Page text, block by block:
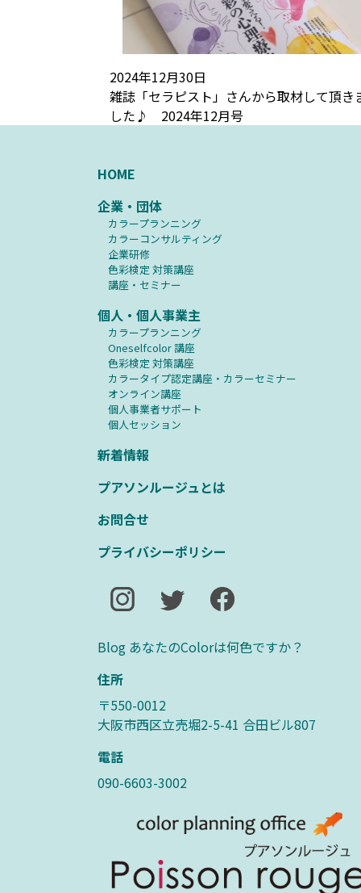
2024年12月30日
雑誌「セラピスト」さんから取材して頂き
した♪ 2024年12月号
HOME
企業・団体
カラープランニング
カラーコンサルティング
企業研修
⾊彩検定 対策講座
講座・セミナー
個人・個人事業主
カラープランニング
Oneselfcolor 講座
⾊彩検定 対策講座
カラータイプ認定講座・カラーセミナー
オンライン講座
個人事業者サポート
個人セッション
新着情報
プアソンルージュとは
お問合せ
プライバシーポリシー
Blog あなたのColorは何色ですか？
住所
〒550-0012
大阪市西区立売堀2-5-41 合田ビル807
電話
090-6603-3002